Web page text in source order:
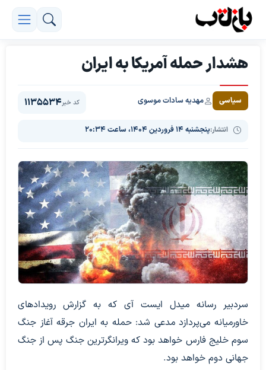
هشدار حمله آمریکا به ایران
سیاسی مهدیه سادات موسوی
انتشار:پنجشنبه ۱۴ فروردین ۱۴۰۴، ساعت ۲۰:۳۴
کد خبر1135534
سردبیر رسانه میدل ایست آی که به گزارش رویدادهای
خاورمیانه می‌پردازد مدعی شد: حمله به ایران جرقه آغاز جنگ
سوم خلیج فارس خواهد بود که ویرانگرترین جنگ پس از جنگ
جهانی دوم خواهد بود.